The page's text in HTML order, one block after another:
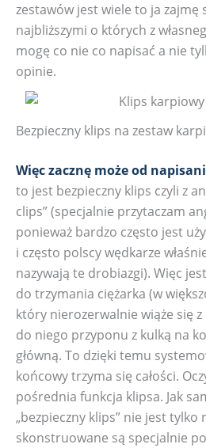
zestawów jest wiele to ja zajmę
najbliższymi o których z
mogę co nie co napisać a nie
opinie.
Bezpieczny klips na zestaw
Więc zacznę może od
to jest bezpieczny klips czyli z
clips” (specjalnie przytaczam
ponieważ bardzo często jest
i często polscy wędkarze
nazywają te drobiazgi). Więc
do trzymania ciężarka (w
który nierozerwalnie wiąże się z
do niego przyponu z kulką na
główną. To dzięki temu
końcowy trzyma się całości.
pośrednia funkcja klipsa. Jak
„bezpieczny klips” nie jest tylko
skonstruowane są specjalnie